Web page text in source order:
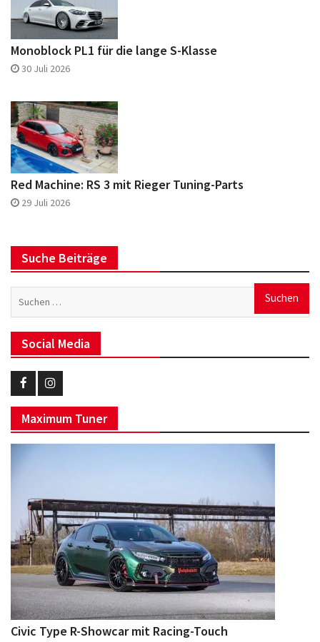
Monoblock PL1 für die lange S-Klasse
30 Juli 2026
Red Machine: RS 3 mit Rieger Tuning-Parts
29 Juli 2026
Suche Beiträge
Suchen
nach:
Social Media
FacebookInstagram
Maximum Tuner
Civic Type R-Showcar mit Racing-Touch